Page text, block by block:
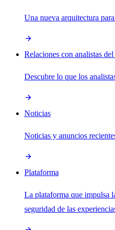
Una nueva arquitectura
Relaciones con analistas del
Descubre lo que los
Noticias
Noticias y anuncios
Plataforma
La plataforma que impulsa
seguridad de las